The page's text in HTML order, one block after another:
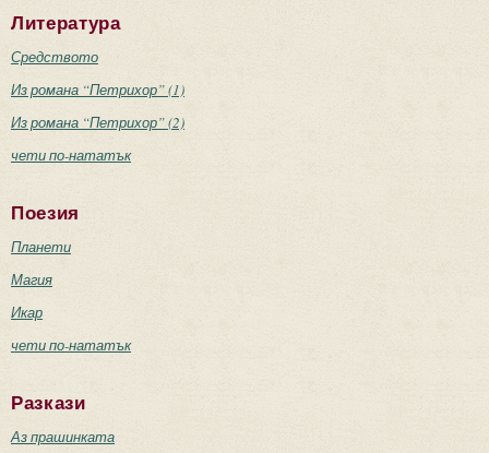
Литература
Средството
Из романа “Петрихор” (1)
Из романа “Петрихор” (2)
чети по-нататък
Поезия
Планети
Магия
Икар
чети по-нататък
Разкази
Аз прашинката